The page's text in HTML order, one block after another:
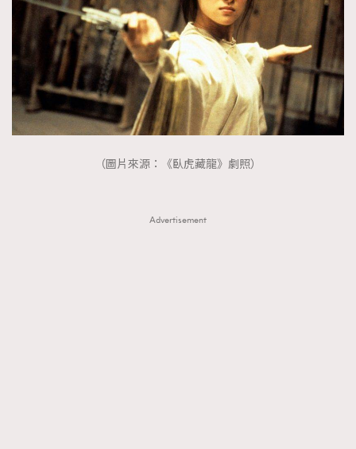
DressLikeAParisienne
（圖片來源：《臥虎藏龍》劇照）
Advertisement